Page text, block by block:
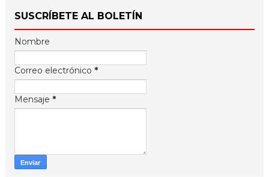
SUSCRÍBETE AL BOLETÍN
Nombre
Correo electrónico *
Mensaje *